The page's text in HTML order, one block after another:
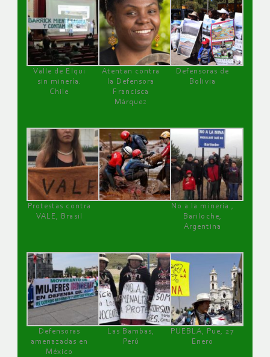
Valle de Elqui
sin minería.
Chile
Atentan contra
la Defensora
Francisca
Márquez
Defensoras de
Bolivia
Protestas contra
VALE, Brasil
No a la minería ,
Bariloche,
Argentina
Defensoras
amenazadas en
México
Las Bambas,
Perú
PUEBLA, Pue, 27
Enero